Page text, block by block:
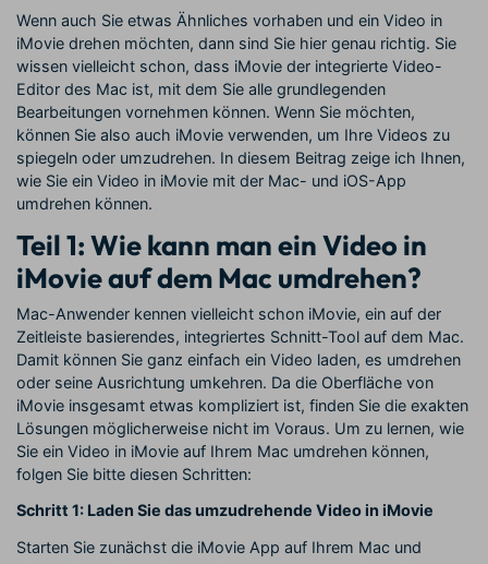
Monetarisierungs-
Programm
Monetarisieren Sie
Ihren Einfluss mit Filmora
Programm
An Freunde empfehlen,
Belohnungen erhalten
Blog
Wenn auch Sie etwas Ähnliches vorhaben und ein Video in
iMovie drehen möchten, dann sind Sie hier genau richtig. Sie
wissen vielleicht schon, dass iMovie der integrierte Video-
Editor des Mac ist, mit dem Sie alle grundlegenden
Bearbeitungen vornehmen können. Wenn Sie möchten,
können Sie also auch iMovie verwenden, um Ihre Videos zu
spiegeln oder umzudrehen. In diesem Beitrag zeige ich Ihnen,
wie Sie ein Video in iMovie mit der Mac- und iOS-App
umdrehen können.
Teil 1: Wie kann man ein Video in
iMovie auf dem Mac umdrehen?
Mac-Anwender kennen vielleicht schon iMovie, ein auf der
Zeitleiste basierendes, integriertes Schnitt-Tool auf dem Mac.
Damit können Sie ganz einfach ein Video laden, es umdrehen
oder seine Ausrichtung umkehren. Da die Oberfläche von
iMovie insgesamt etwas kompliziert ist, finden Sie die exakten
Lösungen möglicherweise nicht im Voraus. Um zu lernen, wie
Sie ein Video in iMovie auf Ihrem Mac umdrehen können,
folgen Sie bitte diesen Schritten:
Schritt 1: Laden Sie das umzudrehende Video in iMovie
Starten Sie zunächst die iMovie App auf Ihrem Mac und